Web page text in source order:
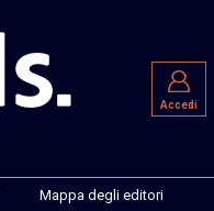
Accedi
Mappa degli editori